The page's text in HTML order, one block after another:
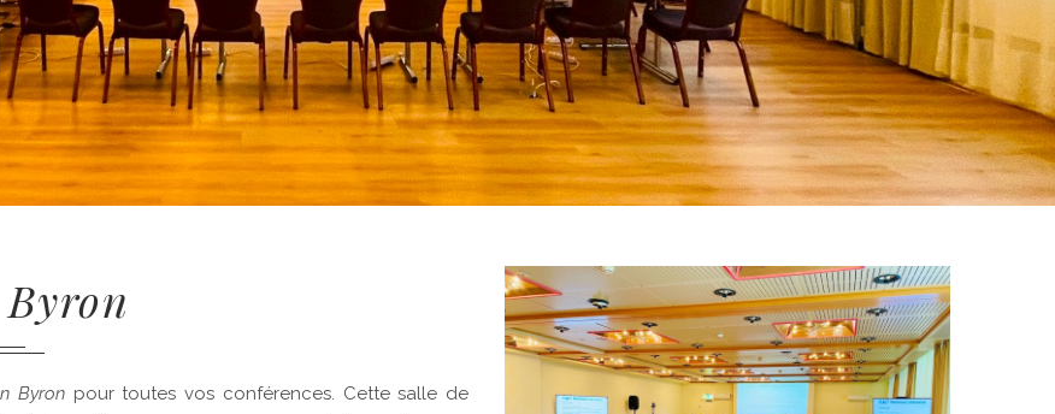
Byronpour toutes vos conférences. Cette salle de